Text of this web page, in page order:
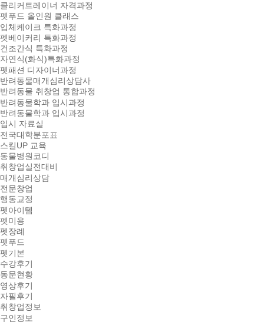
클리커트레이너 자격과정
펫푸드 올인원 클래스
입체케이크 특화과정
펫베이커리 특화과정
건조간식 특화과정
자연식(화식)특화과정
펫패션 디자이너과정
반려동물매개심리상담사
반려동물 취창업 통합과정
반려동물학과 입시과정
반려동물학과 입시과정
입시 자료실
전국대학분포표
스킬UP 교육
동물병원코디
취창업실전대비
매개심리상담
전문창업
행동교정
펫아이템
펫미용
펫장례
펫푸드
펫기본
수강후기
동문현황
영상후기
자필후기
취창업정보
구인정보